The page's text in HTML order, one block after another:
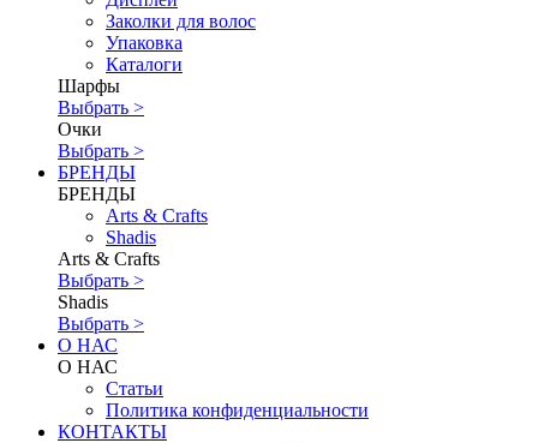
Заколки для волос
Упаковка
Каталоги
Шарфы
Выбрать >
Очки
Выбрать >
БРЕНДЫ
БРЕНДЫ
Аrts & Сrafts
Shadis
Аrts & Сrafts
Выбрать >
Shadis
Выбрать >
О НАС
О НАС
Статьи
Политика конфиденциальности
КОНТАКТЫ